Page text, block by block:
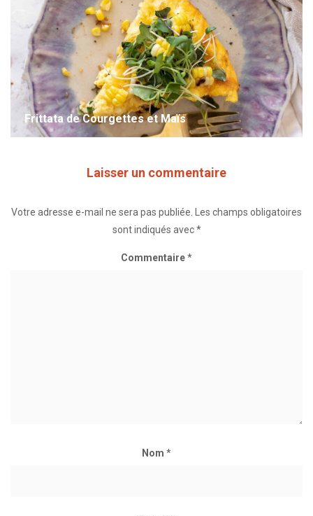
Frittata de Courgettes et Maïs
Laisser un commentaire
Votre adresse e-mail ne sera pas publiée.
Les champs obligatoires
sont indiqués avec*
Commentaire*
Nom *